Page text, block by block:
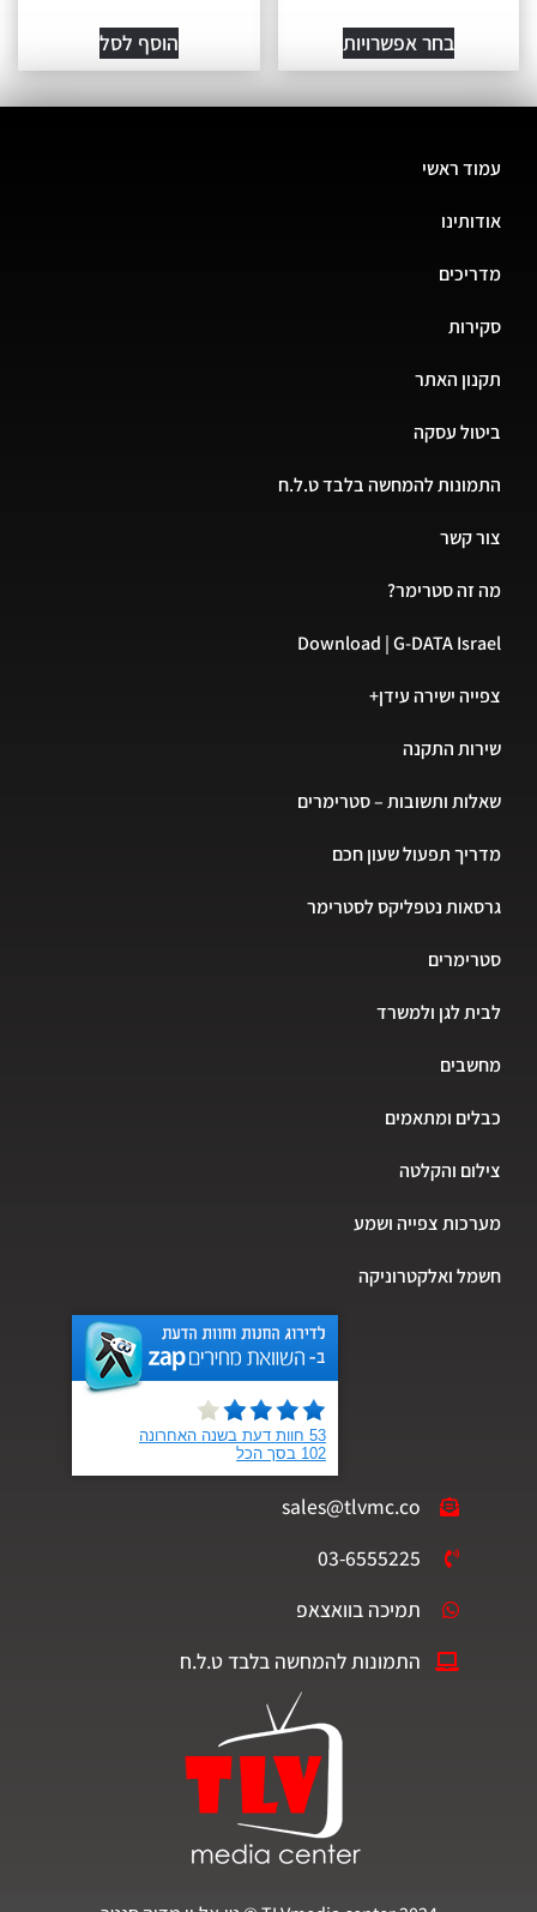
בחר אפשרויות הוסף לסל
עמוד ראשי
אודותינו
מדריכים
סקירות
תקנון האתר
ביטול עסקה
התמונות להמחשה בלבד ט.ל.ח
צור קשר
מה זה סטרימר?
Download | G-DATA Israel
צפייה ישירה עידן+
שירות התקנה
שאלות ותשובות – סטרימרים
מדריך תפעול שעון חכם
גרסאות נטפליקס לסטרימר
סטרימרים
לבית לגן ולמשרד
מחשבים
כבלים ומתאמים
צילום והקלטה
מערכות צפייה ושמע
חשמל ואלקטרוניקה
sales@tlvmc.co
03-6555225
תמיכה בוואצאפ
התמונות להמחשה בלבד ט.ל.ח